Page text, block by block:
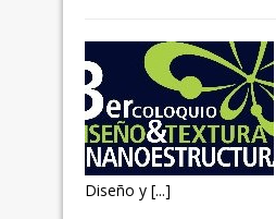
Diseño y [...]